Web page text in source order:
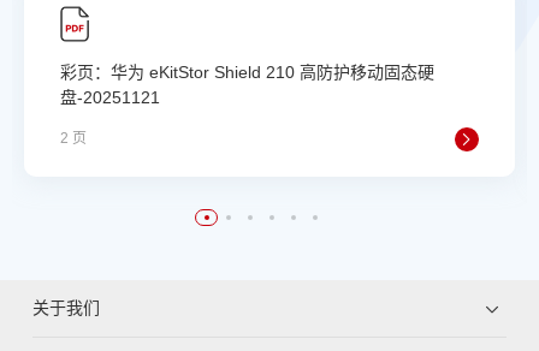
彩页：华为 eKitStor Shield 210 高防护移动固态硬
盘-20251121
2 页
关于我们